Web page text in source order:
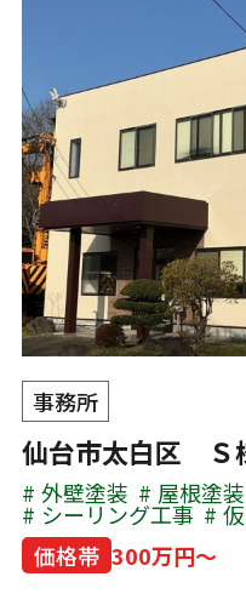
事務所
仙台市太白区 Ｓ
外壁塗装 屋根塗装
シーリング工事
価格帯 300万円～